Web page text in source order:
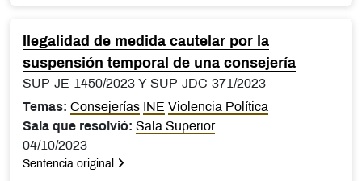
Ilegalidad de medida cautelar por la
suspensión temporal de una consejería
SUP-JE-1450/2023 Y SUP-JDC-371/2023
Temas: Consejerías INE Violencia Política
Sala que resolvió: Sala Superior
04/10/2023
Sentencia original